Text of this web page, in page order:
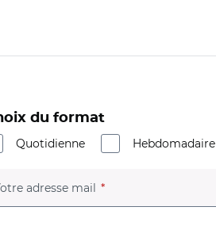
du format
Quotidienne
Hebdomadaire
adresse mail (champ obligatoire)